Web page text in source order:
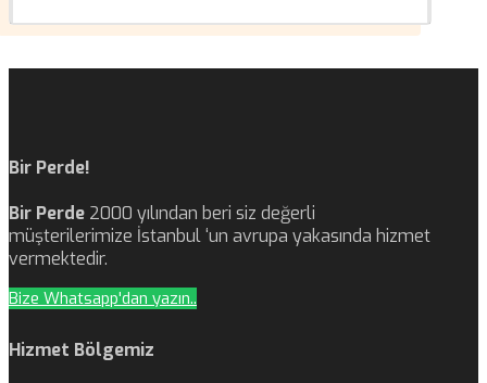
Bir Perde!
Bir Perde 2000 yılından beri siz değerli
müşterilerimize İstanbul ‘un avrupa yakasında hizmet
vermektedir.
Bize Whatsapp'dan yazın..
Hizmet Bölgemiz